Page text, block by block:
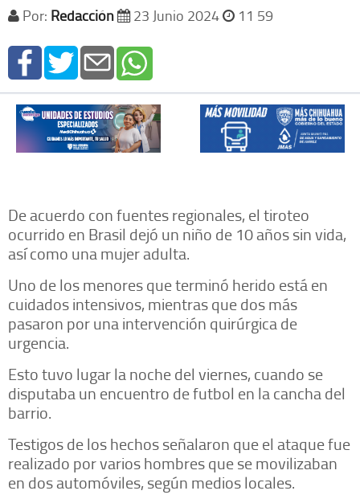
Por: Redacción 23 Junio 2024 11 59
De acuerdo con fuentes regionales, el tiroteo
ocurrido en Brasil dejó un niño de 10 años sin vida,
así como una mujer adulta.
Uno de los menores que terminó herido está en
cuidados intensivos, mientras que dos más
pasaron por una intervención quirúrgica de
urgencia.
Esto tuvo lugar la noche del viernes, cuando se
disputaba un encuentro de futbol en la cancha del
barrio.
Testigos de los hechos señalaron que el ataque fue
realizado por varios hombres que se movilizaban
en dos automóviles, según medios locales.